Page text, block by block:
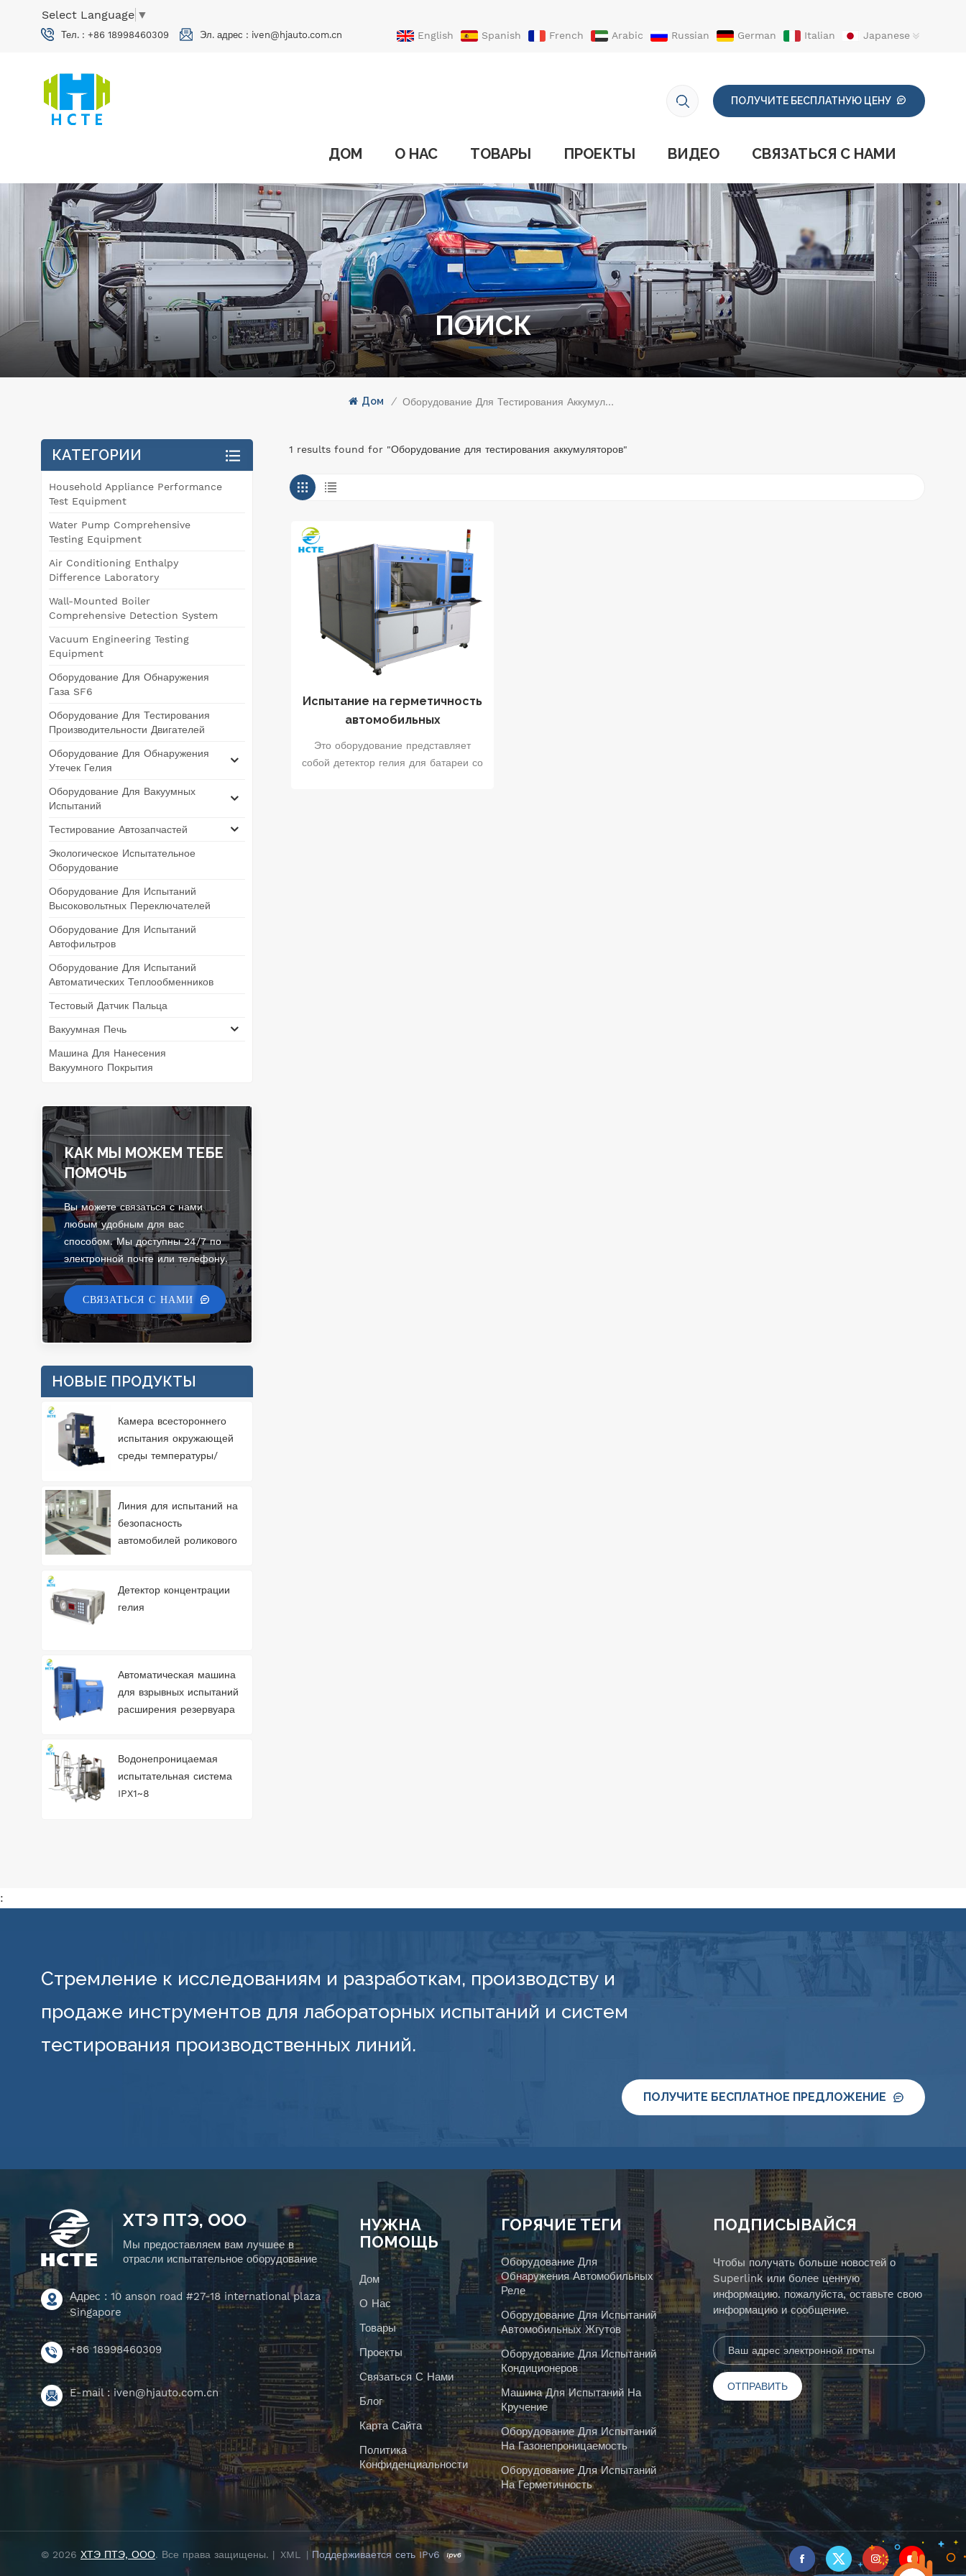
Select Language ▼
Тел. : +86 18998460309 Эл. адрес : iven@hjauto.com.cn English Spanish French Arabic Russian German Italian
Japanese
ПОЛУЧИТЕ БЕСПЛАТНУЮ ЦЕНУ
ДОМ О НАС ТОВАРЫ ПРОЕКТЫ ВИДЕО СВЯЗАТЬСЯ С НАМИ
ПОИСК
Дом / Оборудование Для Тестирования Аккумуляторов
1 results found for "Оборудование для тестирования аккумуляторов"
Испытание на герметичность
автомобильных
Это оборудование представляет
собой детектор гелия для батареи со
КАТЕГОРИИ
Household Appliance Performance
Test Equipment
Water Pump Comprehensive
Testing Equipment
Air Conditioning Enthalpy
Difference Laboratory
Wall-Mounted Boiler
Comprehensive Detection System
Vacuum Engineering Testing
Equipment
Оборудование Для Обнаружения
Газа SF6
Оборудование Для Тестирования
Производительности Двигателей
Оборудование Для Обнаружения
Утечек Гелия
Оборудование Для Вакуумных
Испытаний
Тестирование Автозапчастей
Экологическое Испытательное
Оборудование
Оборудование Для Испытаний
Высоковольтных Переключателей
Оборудование Для Испытаний
Автофильтров
Оборудование Для Испытаний
Автоматических Теплообменников
Тестовый Датчик Пальца
Вакуумная Печь
Машина Для Нанесения
Вакуумного Покрытия
КАК МЫ МОЖЕМ ТЕБЕ
ПОМОЧЬ
Вы можете связаться с нами
любым удобным для вас
способом. Мы доступны 24/7 по
электронной почте или телефону.
СВЯЗАТЬСЯ С НАМИ
НОВЫЕ ПРОДУКТЫ
Камера всестороннего
испытания окружающей
среды температуры/
Линия для испытаний на
безопасность
автомобилей роликового
Детектор концентрации
гелия
Автоматическая машина
для взрывных испытаний
расширения резервуара
Водонепроницаемая
испытательная система
IPX1~8
:
Стремление к исследованиям и разработкам, производству и
продаже инструментов для лабораторных испытаний и систем
тестирования производственных линий.
ПОЛУЧИТЕ БЕСПЛАТНОЕ ПРЕДЛОЖЕНИЕ
ХТЭ ПТЭ, ООО
Мы предоставляем вам лучшее в
отрасли испытательное оборудование
Адрес : 10 anson road #27-18 international plaza
Singapore
+86 18998460309
E-mail : iven@hjauto.com.cn
ПОДПИСЫВАЙСЯ
Чтобы получать больше новостей о
Superlink или более ценную
информацию. пожалуйста, оставьте свою
информацию и сообщение.
НУЖНА
ПОМОЩЬ
Дом
О Нас
Товары
Проекты
Связаться С Нами
Блог
Карта Сайта
Политика
Конфиденциальности
ГОРЯЧИЕ ТЕГИ
Оборудование Для
Обнаружения Автомобильных
Реле
Оборудование Для Испытаний
Автомобильных Жгутов
Оборудование Для Испытаний
Кондиционеров
Машина Для Испытаний На
Кручение
Оборудование Для Испытаний
На Газонепроницаемость
Оборудование Для Испытаний
На Герметичность
© 2026 ХТЭ ПТЭ, ООО. Все права защищены. | XML | Поддерживается сеть IPv6